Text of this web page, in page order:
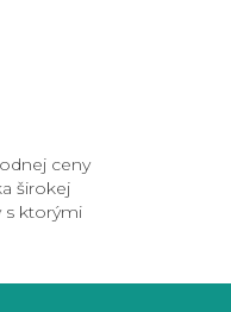
ceny
širokej
s ktorými